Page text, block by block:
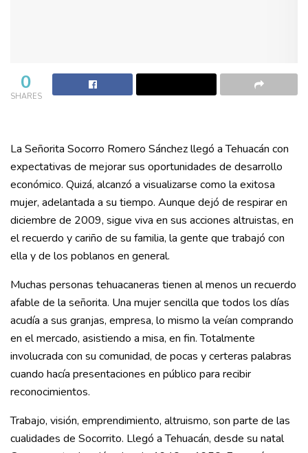
0
SHARES
La Señorita Socorro Romero Sánchez llegó a Tehuacán con
expectativas de mejorar sus oportunidades de desarrollo
económico. Quizá, alcanzó a visualizarse como la exitosa
mujer, adelantada a su tiempo. Aunque dejó de respirar en
diciembre de 2009, sigue viva en sus acciones altruistas, en
el recuerdo y cariño de su familia, la gente que trabajó con
ella y de los poblanos en general.
Muchas personas tehuacaneras tienen al menos un recuerdo
afable de la señorita. Una mujer sencilla que todos los días
acudía a sus granjas, empresa, lo mismo la veían comprando
en el mercado, asistiendo a misa, en fin. Totalmente
involucrada con su comunidad, de pocas y certeras palabras
cuando hacía presentaciones en público para recibir
reconocimientos.
Trabajo, visión, emprendimiento, altruismo, son parte de las
cualidades de Socorrito. Llegó a Tehuacán, desde su natal